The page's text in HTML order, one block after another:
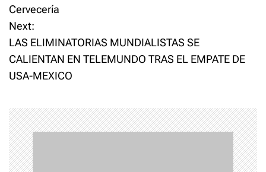
s
t
n
v
i
g
Cervecería
Next:
LAS ELIMINATORIAS MUNDIALISTAS SE
CALIENTAN EN TELEMUNDO TRAS EL EMPATE DE
USA-MEXICO